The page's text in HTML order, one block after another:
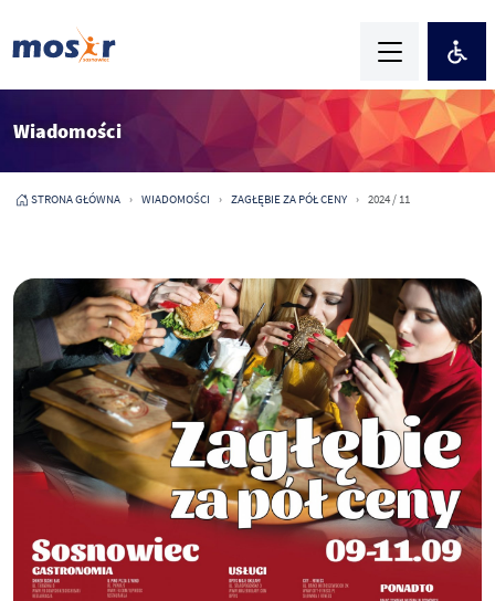
Wiadomości
STRONA GŁÓWNA WIADOMOŚCI ZAGŁĘBIE ZA PÓŁ CENY 2024 / 11